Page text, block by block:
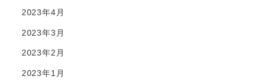
2023年4月
2023年3月
2023年2月
2023年1月